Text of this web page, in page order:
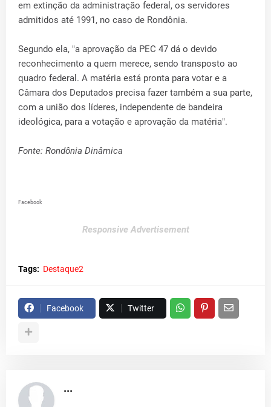
em extinção da administração federal, os servidores
admitidos até 1991, no caso de Rondônia.
Segundo ela, "a aprovação da PEC 47 dá o devido
reconhecimento a quem merece, sendo transposto ao
quadro federal. A matéria está pronta para votar e a
Câmara dos Deputados precisa fazer também a sua parte,
com a união dos líderes, independente de bandeira
ideológica, para a votação e aprovação da matéria".
Fonte: Rondônia Dinâmica
Facebook
Responsive Advertisement
Tags: Destaque2
Facebook Twitter
...